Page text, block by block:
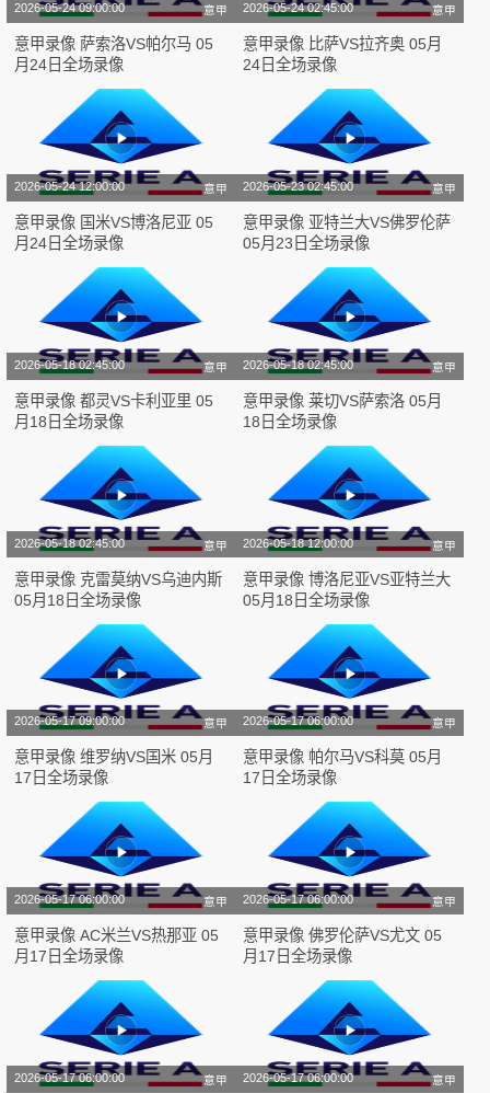
2026-05-24 09:00:00 意甲
意甲录像 萨索洛VS帕尔马 05
月24日全场录像
2026-05-24 02:45:00 意甲
意甲录像 比萨VS拉齐奥 05月
24日全场录像
2026-05-24 12:00:00 意甲
意甲录像 国米VS博洛尼亚 05
月24日全场录像
2026-05-23 02:45:00 意甲
意甲录像 亚特兰大VS佛罗伦萨
05月23日全场录像
2026-05-18 02:45:00 意甲
意甲录像 都灵VS卡利亚里 05
月18日全场录像
2026-05-18 02:45:00 意甲
意甲录像 莱切VS萨索洛 05月
18日全场录像
2026-05-18 02:45:00 意甲
意甲录像 克雷莫纳VS乌迪内斯
05月18日全场录像
2026-05-18 12:00:00 意甲
意甲录像 博洛尼亚VS亚特兰大
05月18日全场录像
2026-05-17 09:00:00 意甲
意甲录像 维罗纳VS国米 05月
17日全场录像
2026-05-17 06:00:00 意甲
意甲录像 帕尔马VS科莫 05月
17日全场录像
2026-05-17 06:00:00 意甲
意甲录像 AC米兰VS热那亚 05
月17日全场录像
2026-05-17 06:00:00 意甲
意甲录像 佛罗伦萨VS尤文 05
月17日全场录像
2026-05-17 06:00:00 意甲 2026-05-17 06:00:00 意甲